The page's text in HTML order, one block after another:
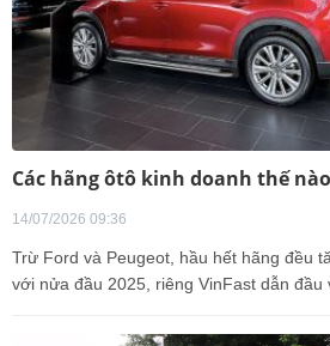
Các hãng ôtô kinh doanh thế
14/07/2026 09:36
Trừ Ford và Peugeot, hầu hết hãng đều
với nửa đầu 2025, riêng VinFast dẫn đầu